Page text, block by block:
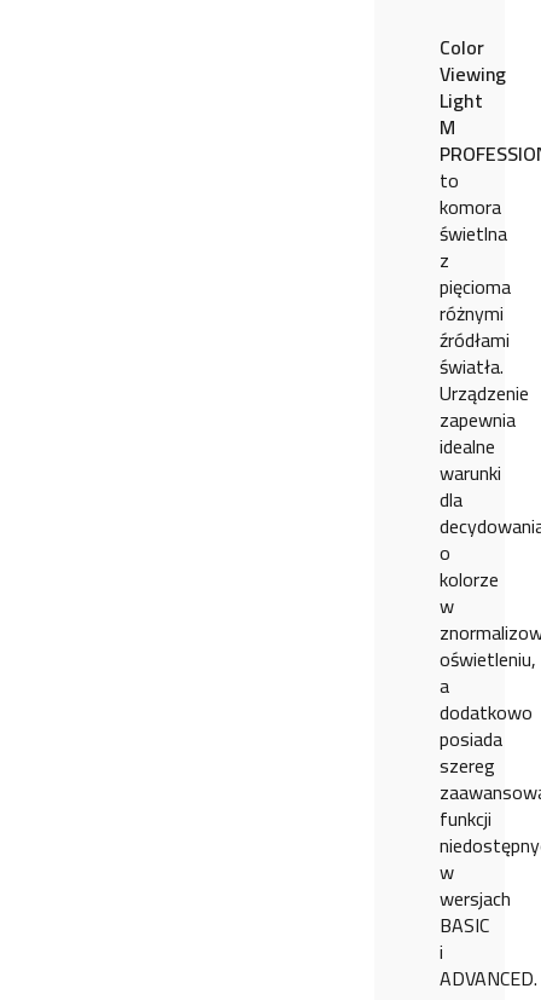
Color
Viewing
Light
M
to
komora
świetlna
z
pięcioma
różnymi
źródłami
światła.
Urządzenie
zapewnia
idealne
warunki
dla
o
kolorze
w
oświetleniu,
a
dodatkowo
posiada
szereg
funkcji
w
wersjach
BASIC
i
ADVANCED.